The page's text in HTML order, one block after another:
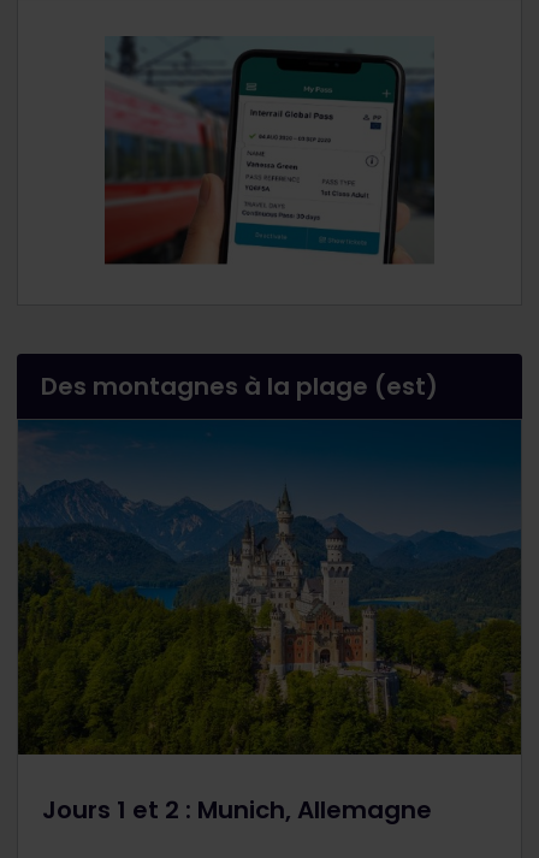
Des montagnes à la plage (est)
Jours 1 et 2 : Munich, Allemagne